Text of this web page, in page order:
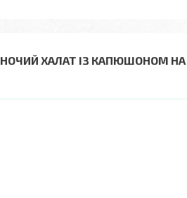
ХАЛАТ ІЗ КАПЮШОНОМ НА